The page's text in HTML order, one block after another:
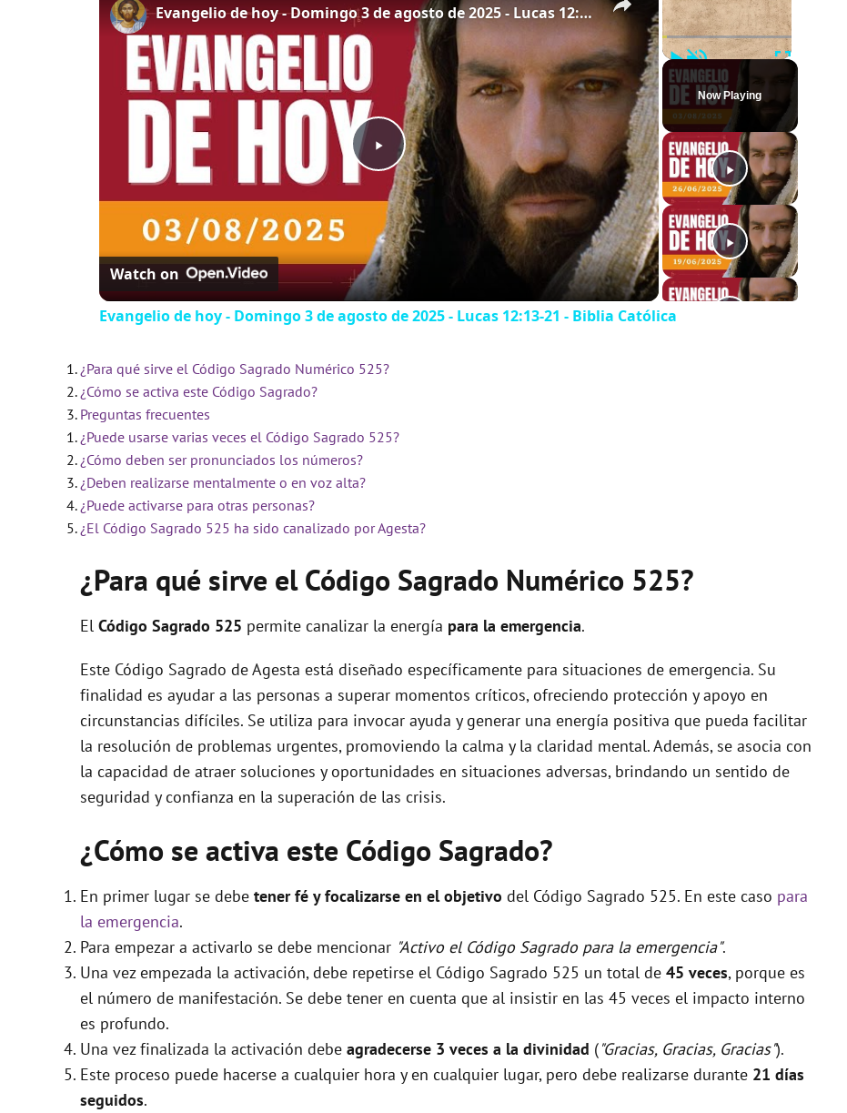
PlayUnmute Fullscreen
Now Playing
P
a
i
Evangelio de hoy - Domingo 3 de agosto de 2025 - Lucas 12:13-21 - Biblia Católica
Watch on
Evangelio de hoy - Domingo 3 de agosto de 2025 - Lucas 12:13-21 - Biblia Católica
¿Para qué sirve el Código Sagrado Numérico 525?
¿Cómo se activa este Código Sagrado?
Preguntas frecuentes
¿Puede usarse varias veces el Código Sagrado 525?
¿Cómo deben ser pronunciados los números?
¿Deben realizarse mentalmente o en voz alta?
¿Puede activarse para otras personas?
¿El Código Sagrado 525 ha sido canalizado por Agesta?
¿Para qué sirve el Código Sagrado Numérico 525?
El Código Sagrado 525 permite canalizar la energía para la emergencia.
Este Código Sagrado de Agesta está diseñado específicamente para situaciones de emergencia. Su
finalidad es ayudar a las personas a superar momentos críticos, ofreciendo protección y apoyo en
circunstancias difíciles. Se utiliza para invocar ayuda y generar una energía positiva que pueda facilitar
la resolución de problemas urgentes, promoviendo la calma y la claridad mental. Además, se asocia con
la capacidad de atraer soluciones y oportunidades en situaciones adversas, brindando un sentido de
seguridad y confianza en la superación de las crisis.
¿Cómo se activa este Código Sagrado?
En primer lugar se debe tener fé y focalizarse en el objetivo del Código Sagrado 525. En este caso para
la emergencia.
Para empezar a activarlo se debe mencionar "Activo el Código Sagrado para la emergencia".
Una vez empezada la activación, debe repetirse el Código Sagrado 525 un total de 45 veces, porque es
el número de manifestación. Se debe tener en cuenta que al insistir en las 45 veces el impacto interno
es profundo.
Una vez finalizada la activación debe agradecerse 3 veces a la divinidad ("Gracias, Gracias, Gracias").
Este proceso puede hacerse a cualquier hora y en cualquier lugar, pero debe realizarse durante 21 días
seguidos.